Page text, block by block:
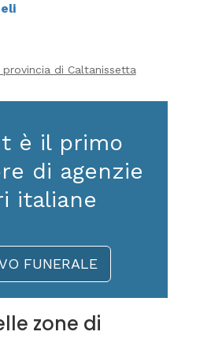
di Caltanissetta
è il primo
di agenzie
italiane
FUNERALE
zone di